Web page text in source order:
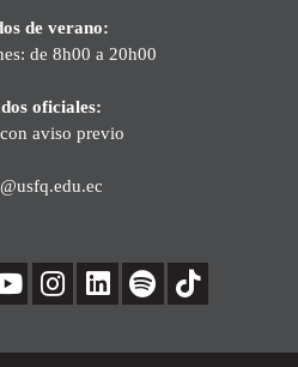
de verano:
de 8h00 a 20h00
oficiales:
aviso previo